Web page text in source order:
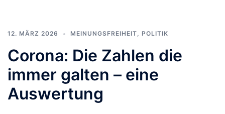
12. MÄRZ 2026 MEINUNGSFREIHEIT, POLITIK
Corona: Die Zahlen die
immer galten – eine
Auswertung